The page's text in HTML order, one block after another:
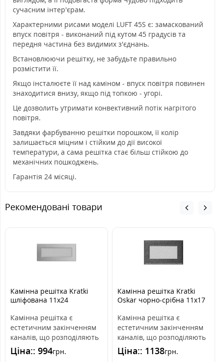
сучасним інтер'єрам.
Характерними рисами моделі LUFT 45S є: замаскований
впуск повітря - виконаний під кутом 45 градусів та
передня частина без видимих з'єднань.
Встановлюючи решітку, не забудьте правильно
розмістити її.
Якщо інсталюєте її над каміном - впуск повітря повинен
знаходитися внизу, якщо під топкою - угорі.
Це дозволить утримати конвективний потік нагрітого
повітря.
Завдяки фарбуванню решітки порошком, її колір
залишається міцним і стійким до дії високої
температури, а сама решітка стає більш стійкою до
механічних пошкоджень.
Гарантія 24 місяці.
Рекомендовані товари
Камінна решітка Kratki
шліфована 11x24
Камінна решітка є
естетичним закінченням
каналів, що розподіляють
гаряче повітря з каміна.
Вона вмо..
Ціна:: 994грн.
Камінна решітка Kratki
Oskar чорно-срібна 11x17
Камінна решітка є
естетичним закінченням
каналів, що розподіляють
гаряче повітря з каміна.
Вона вмо..
Ціна:: 1138грн.